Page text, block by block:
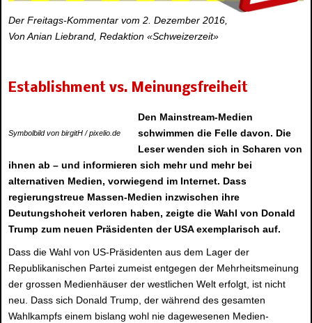
Der Freitags-Kommentar vom 2. Dezember 2016,
Von Anian Liebrand, Redaktion «Schweizerzeit»
Establishment vs. Meinungsfreiheit
Symbolbild von birgitH / pixelio.de
Den Mainstream-Medien
schwimmen die Felle davon. Die
Leser wenden sich in Scharen von
ihnen ab – und informieren sich mehr und mehr bei
alternativen Medien, vorwiegend im Internet. Dass
regierungstreue Massen-Medien inzwischen ihre
Deutungshoheit verloren haben, zeigte die Wahl von Donald
Trump zum neuen Präsidenten der USA exemplarisch auf.
Dass die Wahl von US-Präsidenten aus dem Lager der
Republikanischen Partei zumeist entgegen der Mehrheitsmeinung
der grossen Medienhäuser der westlichen Welt erfolgt, ist nicht
neu. Dass sich Donald Trump, der während des gesamten
Wahlkampfs einem bislang wohl nie dagewesenen Medien-